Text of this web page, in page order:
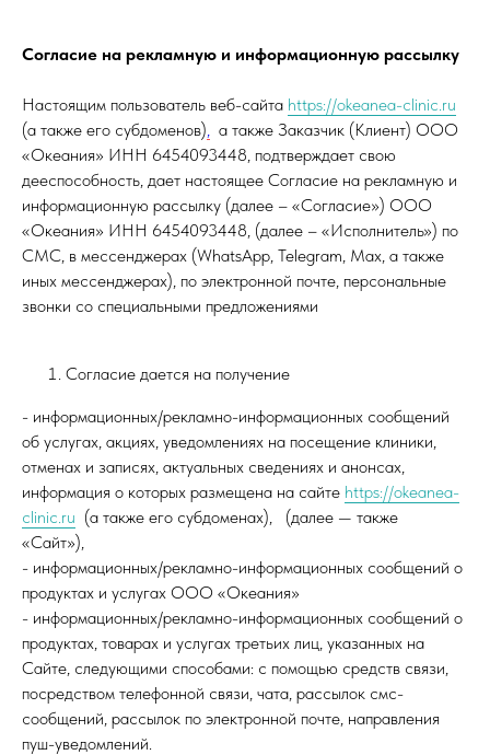
Согласие на рекламную и информационную рассылку
Настоящим пользователь веб-сайта https://okeanea-clinic.ru
(а также его субдоменов), а также Заказчик (Клиент) ООО
«Океания» ИНН 6454093448, подтверждает свою
дееспособность, дает настоящее Согласие на рекламную и
информационную рассылку (далее – «Согласие») ООО
«Океания» ИНН 6454093448, (далее – «Исполнитель») по
СМС, в мессенджерах (WhatsApp, Telegram, Max, а также
иных мессенджерах), по электронной почте, персональные
звонки со специальными предложениями
Согласие дается на получение
- информационных/рекламно-информационных сообщений
об услугах, акциях, уведомлениях на посещение клиники,
отменах и записях, актуальных сведениях и анонсах,
информация о которых размещена на сайте https://okeanea-
clinic.ru (а также его субдоменах), (далее — также
«Сайт»),
- информационных/рекламно-информационных сообщений о
продуктах и услугах ООО «Океания»
- информационных/рекламно-информационных сообщений о
продуктах, товарах и услугах третьих лиц, указанных на
Сайте, следующими способами: с помощью средств связи,
посредством телефонной связи, чата, рассылок смс-
сообщений, рассылок по электронной почте, направления
пуш-уведомлений.